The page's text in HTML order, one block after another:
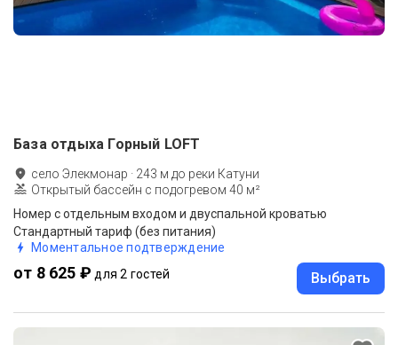
База отдыха Горный LOFT
село Элекмонар · 243 м до реки Катуни
Открытый бассейн с подогревом 40 м²
Номер с отдельным входом и двуспальной кроватью
Стандартный тариф (без питания)
Моментальное подтверждение
от 8 625 ₽ для 2 гостей Выбрать